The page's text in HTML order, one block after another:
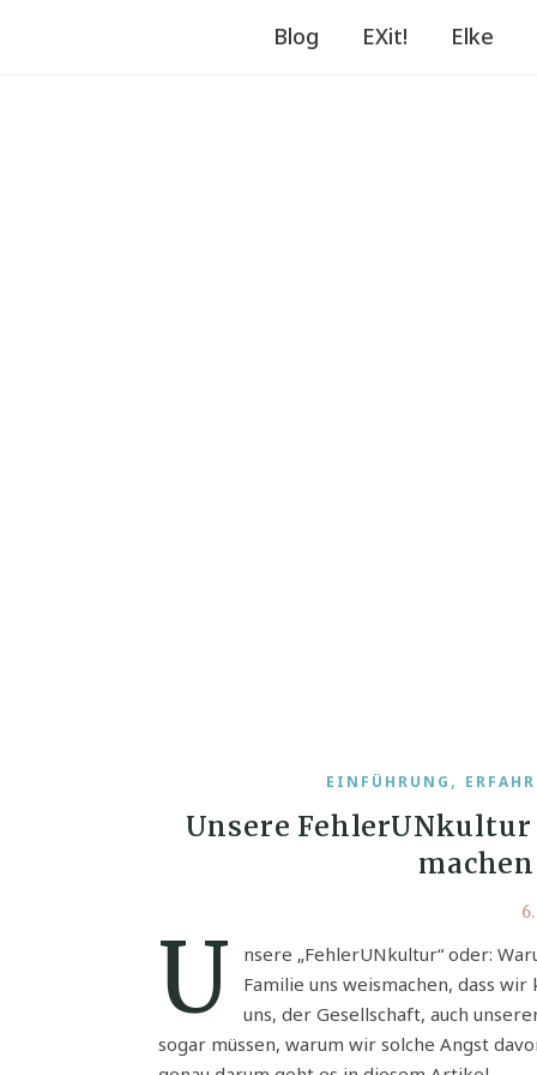
Blog EXit! Elke
EINFÜHRUNG ,
Unsere
u
nsere „FehlerUNkultur“ oder:
Familie uns weismachen, dass
uns, der Gesellschaft, auch
sogar müssen, warum wir solche Angst